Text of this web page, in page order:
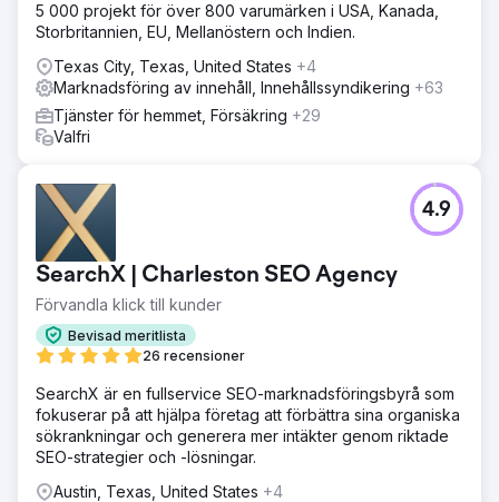
5 000 projekt för över 800 varumärken i USA, Kanada,
Storbritannien, EU, Mellanöstern och Indien.
Texas City, Texas, United States +4
Marknadsföring av innehåll, Innehållssyndikering +63
Tjänster för hemmet, Försäkring +29
Valfri
SearchX | Charleston SEO Agency
Förvandla klick till kunder
Bevisad meritlista
26 recensioner
4.9
SearchX är en fullservice SEO-marknadsföringsbyrå som
fokuserar på att hjälpa företag att förbättra sina organiska
sökrankningar och generera mer intäkter genom riktade
SEO-strategier och -lösningar.
Austin, Texas, United States +4